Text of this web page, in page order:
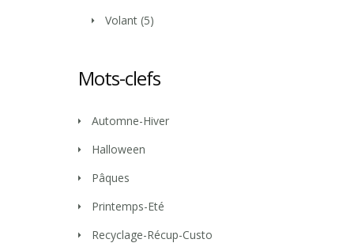
Volant (5)
Mots-clefs
Automne-Hiver
Halloween
Pâques
Printemps-Eté
Recyclage-Récup-Custo